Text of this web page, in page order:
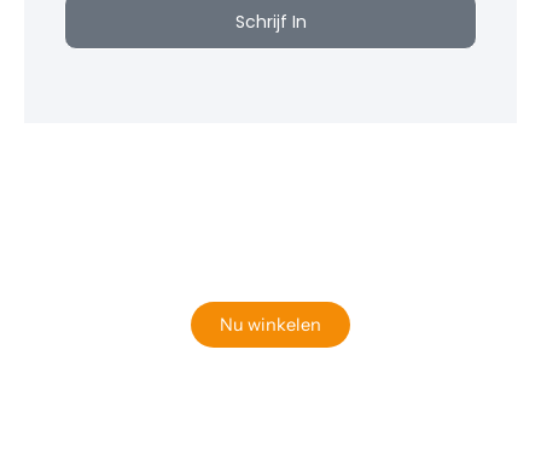
Schrijf In
Nu winkelen